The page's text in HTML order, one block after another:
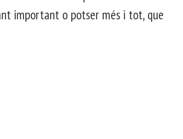
important o potser més i tot, que